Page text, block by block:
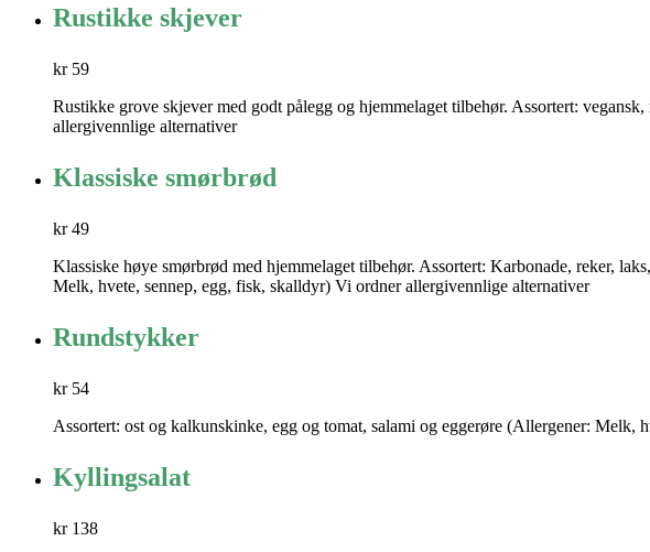
Rustikke skjever
kr 59
Rustikke grove skjever med godt pålegg og hjemmelaget tilbehør. Assortert:
allergivennlige alternativer
Klassiske smørbrød
kr 49
Klassiske høye smørbrød med hjemmelaget tilbehør. Assortert: Karbonade, reker,
Melk, hvete, sennep, egg, fisk, skalldyr) Vi ordner allergivennlige alternativer
Rundstykker
kr 54
Assortert: ost og kalkunskinke, egg og tomat, salami og eggerøre (Allergener: Melk,
Kyllingsalat
kr 138